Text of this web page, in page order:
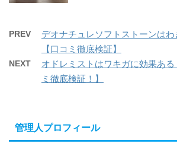
PREV
デオナチュレソフトストーンはわ
【口コミ徹底検証】
NEXT
オドレミストはワキガに効果あ
ミ徹底検証！】
管理人プロフィール